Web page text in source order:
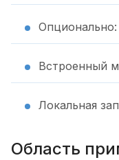
Встроенный
Локальная
Область